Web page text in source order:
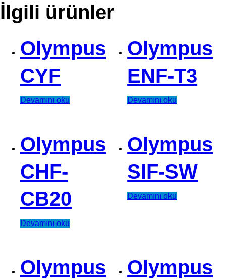
İlgili ürünler
Olympus
CYF
Devamını oku
Olympus
ENF-T3
Devamını oku
Olympus
CHF-
CB20
Devamını oku
Olympus
SIF-SW
Devamını oku
Olympus
Olympus